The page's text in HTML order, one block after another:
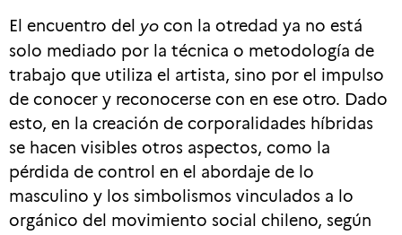
El encuentro del yo con la otredad ya no está
solo mediado por la técnica o metodología de
trabajo que utiliza el artista, sino por el impulso
de conocer y reconocerse con en ese otro. Dado
esto, en la creación de corporalidades híbridas
se hacen visibles otros aspectos, como la
pérdida de control en el abordaje de lo
masculino y los simbolismos vinculados a lo
orgánico del movimiento social chileno, según